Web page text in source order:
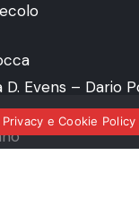
Evens – Dario
Privacy e Cookie Policy